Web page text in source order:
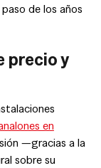
de los años
precio y
en
—gracias a la
sobre su